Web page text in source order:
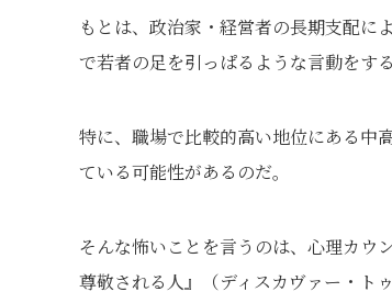
もとは、政治家・経営者の長期支配に
で若者の足を引っぱるような言動をす
特に、職場で比較的高い地位にある中
ている可能性があるのだ。
そんな怖いことを言うのは、心理カウ
尊敬される人』（ディスカヴァー・ト